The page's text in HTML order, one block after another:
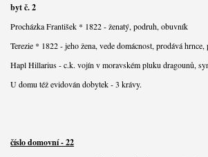
byt č. 2
Procházka František * 1822 - ženatý, podruh, obuvník
Terezie * 1822 - jeho žena, vede domácnost, prodává hrnce,
Hapl Hillarius - c.k. vojín v moravském pluku dragounů,
U domu též evidován dobytek - 3 krávy.
číslo domovní - 22